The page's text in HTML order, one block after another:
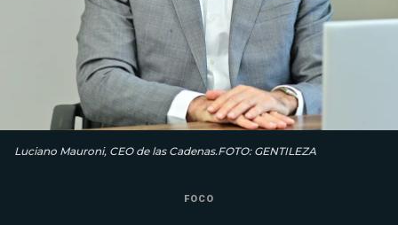
Luciano Mauroni, CEO de las Cadenas.FOTO: GENTILEZA
FOCO